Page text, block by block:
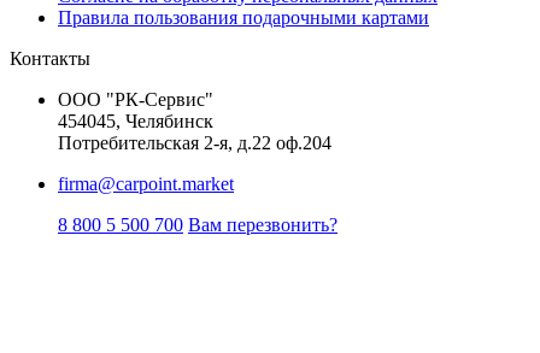
Правила пользования подарочными картами
Контакты
ООО "РК-Сервис"
454045, Челябинск
Потребительская 2-я, д.22 оф.204
firma@carpoint.market
8 800 5 500 700 Вам перезвонить?